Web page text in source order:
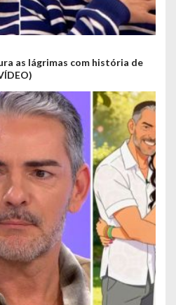
as lágrimas com história de